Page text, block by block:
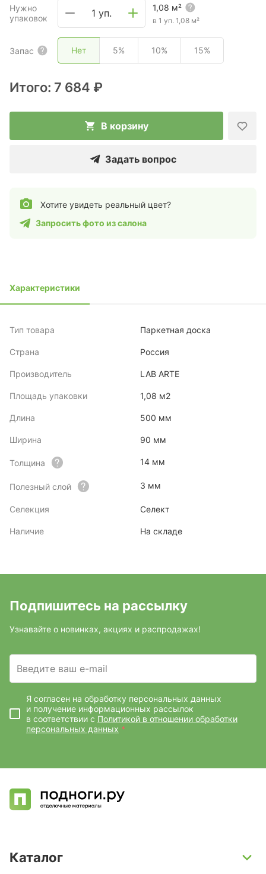
Нужно
упаковок
1 уп. 1,08 м²
в 1 уп. 1,08 м²
Запас Нет 5% 10% 15%
Итого: 7 684 ₽
В корзину
Задать вопрос
Хотите увидеть реальный цвет?
Запросить фото из салона
Характеристики
Тип товара Паркетная доска
Страна Россия
Производитель LAB ARTE
Площадь упаковки 1,08 м2
Длина 500 мм
Ширина 90 мм
Толщина 14 мм
Полезный слой 3 мм
Селекция Селект
Наличие На складе
Подпишитесь на рассылку
Узнавайте о новинках, акциях и распродажах!
Введите ваш e-mail
Я согласен на обработку персональных данных
и получение информационных рассылок
в соответствии с Политикой в отношении обработки
персональных данных *
Каталог